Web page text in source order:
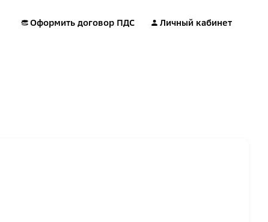
Оформить договор ПДС Личный кабинет